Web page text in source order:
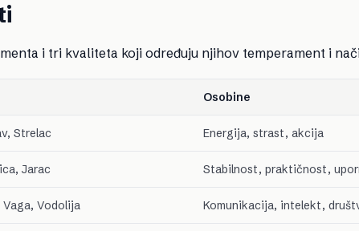
i tri kvaliteta koji određuju njihov temperament i
Osobine
Strelac Energija, strast, akcija
Jarac Stabilnost, praktičnost,
Vodolija Komunikacija, intelekt,